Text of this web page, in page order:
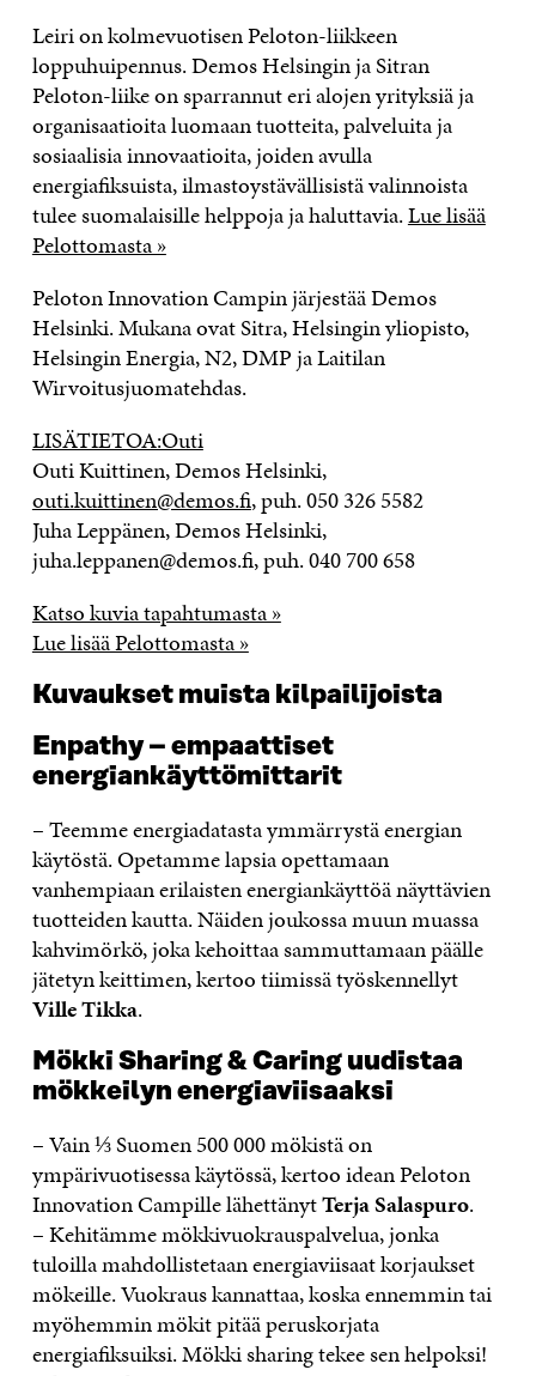
Leiri on kolmevuotisen Peloton-liikkeen
loppuhuipennus. Demos Helsingin ja Sitran
Peloton-liike on sparrannut eri alojen yrityksiä ja
organisaatioita luomaan tuotteita, palveluita ja
sosiaalisia innovaatioita, joiden avulla
energiafiksuista, ilmastoystävällisistä valinnoista
tulee suomalaisille helppoja ja haluttavia.Lue lisää
Pelottomasta »
Peloton Innovation Campin järjestää Demos
Helsinki. Mukana ovat Sitra, Helsingin yliopisto,
Helsingin Energia, N2, DMP ja Laitilan
Wirvoitusjuomatehdas.
LISÄTIETOA:Outi
Outi Kuittinen, Demos Helsinki,
outi.kuittinen@demos.fi, puh. 050 326 5582
Juha Leppänen, Demos Helsinki,
juha.leppanen@demos.fi, puh. 040 700 658
Katso kuvia tapahtumasta »
Lue lisää Pelottomasta »
Kuvaukset muista kilpailijoista
Enpathy – empaattiset
energiankäyttömittarit
– Teemme energiadatasta ymmärrystä energian
käytöstä. Opetamme lapsia opettamaan
vanhempiaan erilaisten energiankäyttöä näyttävien
tuotteiden kautta. Näiden joukossa muun muassa
kahvimörkö, joka kehoittaa sammuttamaan päälle
jätetyn keittimen, kertoo tiimissä työskennellyt
Ville Tikka.
Mökki Sharing & Caring uudistaa
mökkeilyn energiaviisaaksi
– Vain ⅓ Suomen 500 000 mökistä on
ympärivuotisessa käytössä, kertoo idean Peloton
Innovation Campille lähettänytTerja Salaspuro.
– Kehitämme mökkivuokrauspalvelua, jonka
tuloilla mahdollistetaan energiaviisaat korjaukset
mökeille. Vuokraus kannattaa, koska ennemmin tai
myöhemmin mökit pitää peruskorjata
energiafiksuiksi. Mökki sharing tekee sen helpoksi!